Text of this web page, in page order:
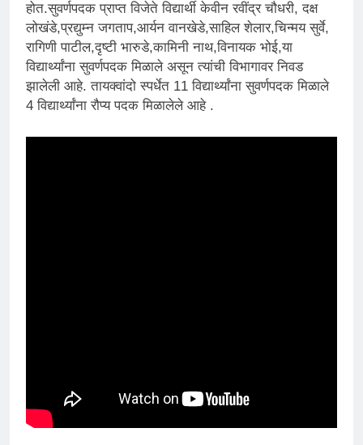
होत.सुवर्णपदक प्राप्त विजेते विद्यार्थी केवीन रवींद्र चौधरी, दक्ष
लोखंडे,प्रद्युम्न जगताप,आर्यन वानखेडे,साहिल शेलार,चिन्मय सुर्वे,
रागिणी पाटील,दृष्टी भारुडे,कामिनी नाथ,विनायक भोई,या
विद्यार्थ्यांना सुवर्णपदक मिळाले असून त्यांची विभागावर निवड
झालेली आहे. तायक्वांदो स्पर्धेत 11 विद्यार्थ्यांना सुवर्णपदक मिळाले
4 विद्यार्थ्यांना रौप्य पदक मिळालेले आहे .